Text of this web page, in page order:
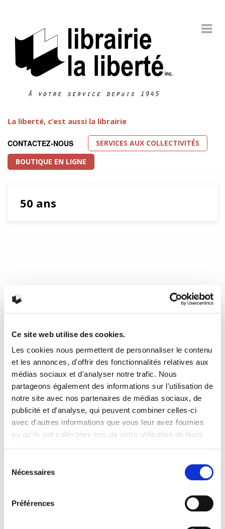
Ce site web utilise des cookies.
Les cookies nous permettent de personnaliser le contenu
et les annonces, d'offrir des fonctionnalités relatives aux
médias sociaux et d'analyser notre trafic. Nous
partageons également des informations sur l'utilisation de
notre site avec nos partenaires de médias sociaux, de
publicité et d'analyse, qui peuvent combiner celles-ci
avec d'autres informations que vous leur avez fournies
ou qu'ils ont collectées lors de votre utilisation de leurs
Nécessaires
Préférences
La liberté, c’est aussi la librairie
CONTACTEZ-NOUS
SERVICES AUX COLLECTIVITÉS
BOUTIQUE EN LIGNE
50 ans
Sans désamorcer cette idée, l’anthologie présentée par
Sophie Doudet nous rappelle que Mai 68 est avant tout une
mobilisant des idées et des images, lesquelles sont
légitimées, invalidées, justifiées, accusées ou fusionnées
dans le creuset de la mémoire collective.
29 juin 2018 0 1